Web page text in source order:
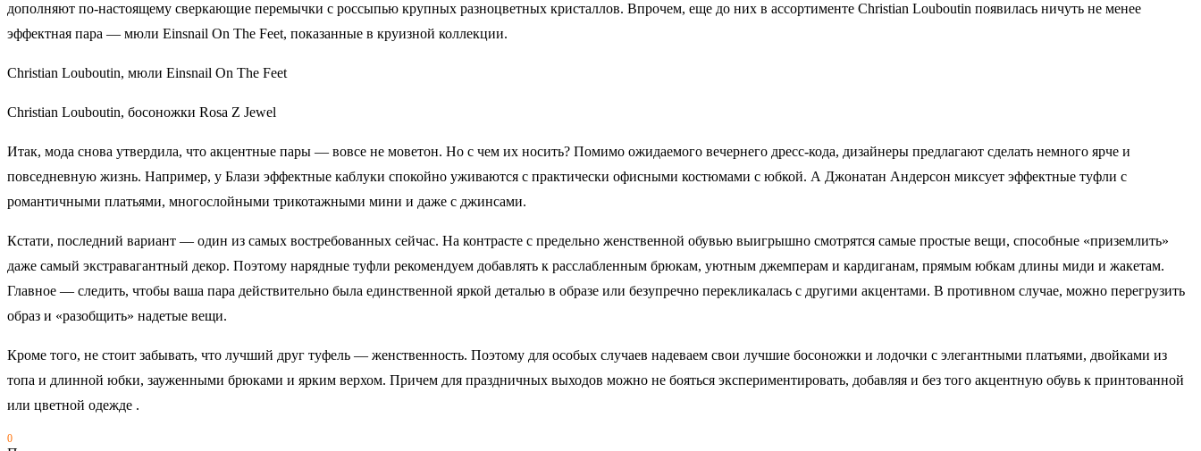
дополняют по-настоящему сверкающие перемычки с россыпью крупных разноцветных кристаллов. Впрочем, еще до них в ассортименте Christian Louboutin появилась ничуть не менее
эффектная пара — мюли Einsnail On The Feet, показанные в круизной коллекции.
Christian Louboutin, мюли Einsnail On The Feet
Christian Louboutin, босоножки Rosa Z Jewel
Итак, мода снова утвердила, что акцентные пары — вовсе не моветон. Но с чем их носить? Помимо ожидаемого вечернего дресс-кода, дизайнеры предлагают сделать немного ярче и
повседневную жизнь. Например, у Блази эффектные каблуки спокойно уживаются с практически офисными костюмами с юбкой. А Джонатан Андерсон миксует эффектные туфли с
романтичными платьями, многослойными трикотажными мини и даже с джинсами.
Кстати, последний вариант — один из самых востребованных сейчас. На контрасте с предельно женственной обувью выигрышно смотрятся самые простые вещи, способные «приземлить»
даже самый экстравагантный декор. Поэтому нарядные туфли рекомендуем добавлять к расслабленным брюкам, уютным джемперам и кардиганам, прямым юбкам длины миди и жакетам.
Главное — следить, чтобы ваша пара действительно была единственной яркой деталью в образе или безупречно перекликалась с другими акцентами. В противном случае, можно перегрузить
образ и «разобщить» надетые вещи.
Кроме того, не стоит забывать, что лучший друг туфель — женственность. Поэтому для особых случаев надеваем свои лучшие босоножки и лодочки с элегантными платьями, двойками из
топа и длинной юбки, зауженными брюками и ярким верхом. Причем для праздничных выходов можно не бояться экспериментировать, добавляя и без того акцентную обувь к принтованной
или цветной одежде .
0